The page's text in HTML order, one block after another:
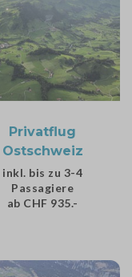
Privatflug
Ostschweiz
inkl. bis zu 3-4
Passagiere
ab CHF 935.-